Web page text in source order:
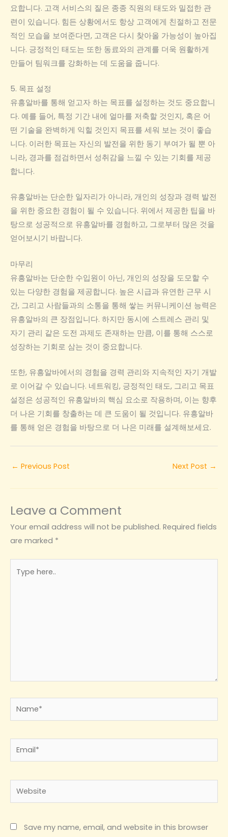
요합니다. 고객 서비스의 질은 종종 직원의 태도와 밀접한 관
련이 있습니다. 힘든 상황에서도 항상 고객에게 친절하고 전문
적인 모습을 보여준다면, 고객은 다시 찾아올 가능성이 높아집
니다. 긍정적인 태도는 또한 동료와의 관계를 더욱 원활하게
만들어 팀워크를 강화하는 데 도움을 줍니다.
5. 목표 설정
유흥알바를 통해 얻고자 하는 목표를 설정하는 것도 중요합니
다. 예를 들어, 특정 기간 내에 얼마를 저축할 것인지, 혹은 어
떤 기술을 완벽하게 익힐 것인지 목표를 세워 보는 것이 좋습
니다. 이러한 목표는 자신의 발전을 위한 동기 부여가 될 뿐 아
니라, 경과를 점검하면서 성취감을 느낄 수 있는 기회를 제공
합니다.
유흥알바는 단순한 일자리가 아니라, 개인의 성장과 경력 발전
을 위한 중요한 경험이 될 수 있습니다. 위에서 제공한 팁을 바
탕으로 성공적으로 유흥알바를 경험하고, 그로부터 많은 것을
얻어보시기 바랍니다.
마무리
유흥알바는 단순한 수입원이 아닌, 개인의 성장을 도모할 수
있는 다양한 경험을 제공합니다. 높은 시급과 유연한 근무 시
간, 그리고 사람들과의 소통을 통해 쌓는 커뮤니케이션 능력은
유흥알바의 큰 장점입니다. 하지만 동시에 스트레스 관리 및
자기 관리 같은 도전 과제도 존재하는 만큼, 이를 통해 스스로
성장하는 기회로 삼는 것이 중요합니다.
또한, 유흥알바에서의 경험을 경력 관리와 지속적인 자기 개발
로 이어갈 수 있습니다. 네트워킹, 긍정적인 태도, 그리고 목표
설정은 성공적인 유흥알바의 핵심 요소로 작용하며, 이는 향후
더 나은 기회를 창출하는 데 큰 도움이 될 것입니다. 유흥알바
를 통해 얻은 경험을 바탕으로 더 나은 미래를 설계해보세요.
← Previous Post Next Post →
Leave a Comment
Your email address will not be published. Required fields
are marked *
here..
Name*
Email*
Website
Save my name, email, and website in this browser